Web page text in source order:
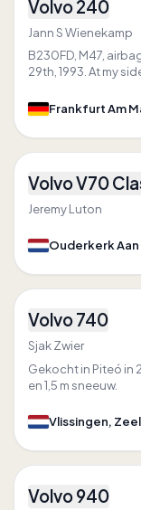
Pierwszy wHessen
Jedyny w
Hessen
Volvo 240
Jann S Wienekamp
B230FD, M47, airbag. First registered in Germany on
29th, 1993. At my side since August 2009, back then 271,000
is my Volvo.
Frankfurt Am
Volvo V70
Jeremy Luton
Pierwszy wZeeland
Jedyny w
Volvo 740
Sjak Zwier
Gekocht in Piteó in
en 1,5 m sneeuw.
Vlissingen,
Pierwszy w
Volvo 940